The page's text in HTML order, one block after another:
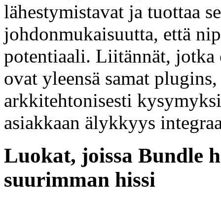
lähestymistavat ja tuottaa
johdonmukaisuutta, että
potentiaali. Liitännät, jotka
ovat yleensä samat
arkkitehtonisesti
asiakkaan älykkyys
Luokat, joissa Bundle
suurimman hissi